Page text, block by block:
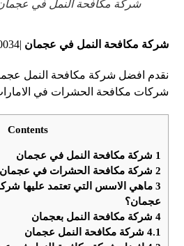
شركة مكافحة النمل في
شركة مكافحة النمل في عجمان |0568950034| النمل الاسود
شركات مكافحة الحشرات في
Contents
1 شركة مكافحة النمل في عجمان
2 شركة مكافحة الحشرات في عجمان
3 ماهي الاسس التي تعتمد عليها
عجمان؟
4 شركة مكافحة النمل بعجمان
4.1 شركة مكافحة النمل عجمان